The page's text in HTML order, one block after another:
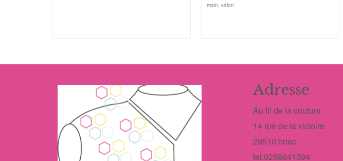
main,salon
Adresse
Au fil de la couture
14 rue de la victoire
29510 briec
tel:0298641394